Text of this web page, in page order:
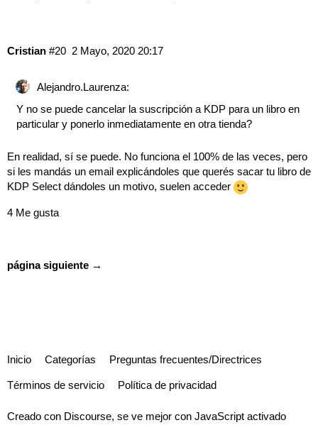
Cristian 2 Mayo, 2020 20:17
#20
Alejandro.Laurenza:
Y no se puede cancelar la suscripción a KDP para un libro en
particular y ponerlo inmediatamente en otra tienda?
En realidad, sí se puede. No funciona el 100% de las veces, pero
si les mandás un email explicándoles que querés sacar tu libro de
KDP Select dándoles un motivo, suelen acceder
4 Me gusta
página siguiente →
Inicio Categorías Preguntas frecuentes/Directrices
Términos de servicio Política de privacidad
Creado con Discourse, se ve mejor con JavaScript activado